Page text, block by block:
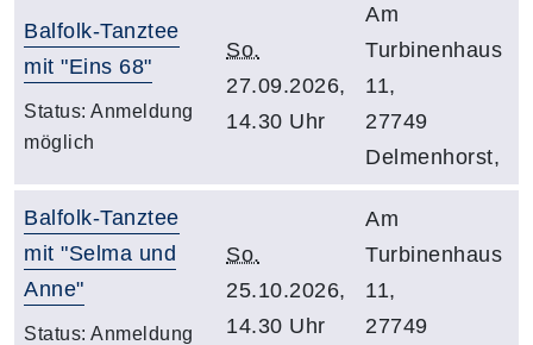
Balfolk-Tanztee
mit "Eins 68"
Status: Anmeldung
möglich
So.
27.09.2026,
14.30 Uhr
Am
Turbinenhaus
11,
27749
Delmenhorst,
Balfolk-Tanztee
mit "Selma und
Anne"
Status: Anmeldung
So.
25.10.2026,
14.30 Uhr
Am
Turbinenhaus
11,
27749